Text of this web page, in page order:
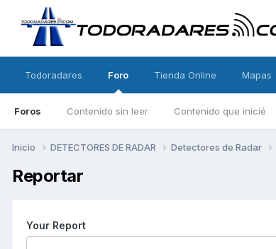
Todoradares Foro
Foros Contenido sin leer Contenido que inicié
Tienda Online Mapas
Inicio DETECTORES DE RADAR Detectores de Radar
Reportar
Your Report